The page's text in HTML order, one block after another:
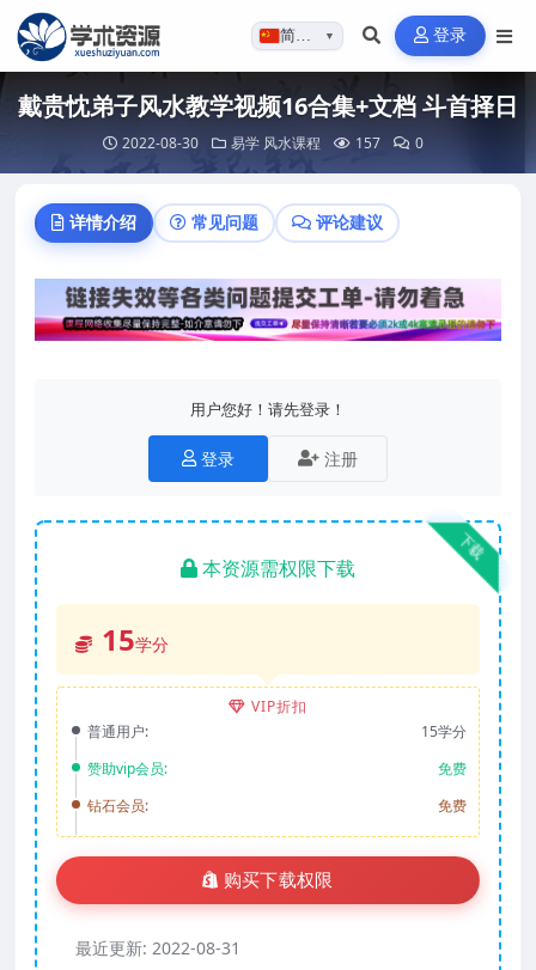
简体…▼ 登录
戴贵忱弟子风水教学视频16合集+文档 斗首择日
2022-08-30 易学 风水课程 157 0
详情介绍 常见问题 评论建议
用户您好！请先登录！
登录 注册
下载
本资源需权限下载
15学分
VIP折扣
普通用户:
15学分
赞助vip会员:
免费
钻石会员:
免费
购买下载权限
最近更新: 2022-08-31